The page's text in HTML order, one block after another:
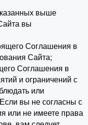
выше
вы
Соглашения в
Сайта;
Соглашения в
и ограничений с
или
вы не согласны с
или не имеете права